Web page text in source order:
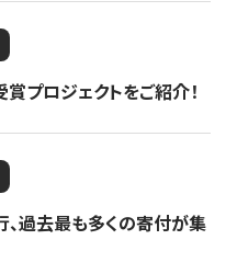
賞プロジェクトをご紹介！
過去最も多くの寄付が集